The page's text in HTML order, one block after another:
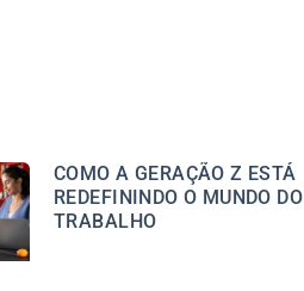
COMO A GERAÇÃO Z ESTÁ
REDEFININDO O MUNDO DO
TRABALHO